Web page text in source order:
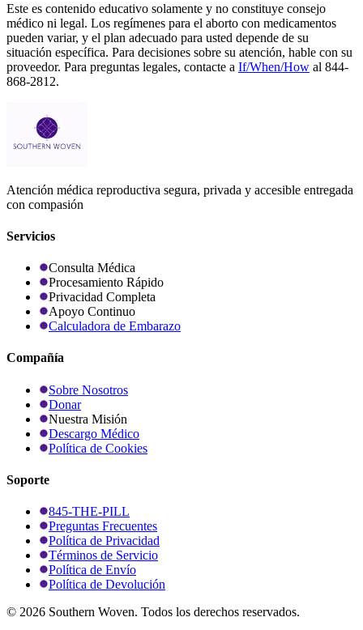
Este es contenido educativo solamente y no constituye consejo
médico ni legal. Los regímenes para el aborto con medicamentos
pueden variar, y el plan adecuado para usted depende de su
situación específica. Para decisiones sobre su atención, hable con su
proveedor. Para preguntas legales, contacte a If/When/How al 844-
868-2812.
Atención médica reproductiva segura, privada y accesible entregada
con compasión
Servicios
Consulta Médica
Procesamiento Rápido
Privacidad Completa
Apoyo Continuo
Calculadora de Embarazo
Compañía
Sobre Nosotros
Donar
Nuestra Misión
Descargo Médico
Política de Cookies
Soporte
845-THE-PILL
Preguntas Frecuentes
Política de Privacidad
Términos de Servicio
Política de Envío
Política de Devolución
© 2026 Southern Woven. Todos los derechos reservados.